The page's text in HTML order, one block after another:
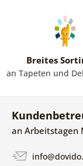
Breites
an Tapeten und
an Arbeitstagen